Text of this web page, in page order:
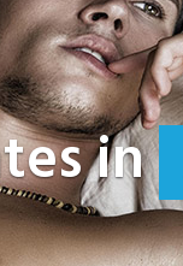
in